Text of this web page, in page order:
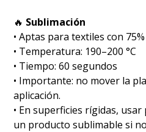
🔥 Sublimación
•⁠ ⁠Aptas para textiles con
•⁠ ⁠Temperatura: 190–200 °C
•⁠ ⁠Tiempo: 60 segundos
•⁠ ⁠Importante: no mover la
aplicación.
• En superficies rígidas,
un producto sublimable si